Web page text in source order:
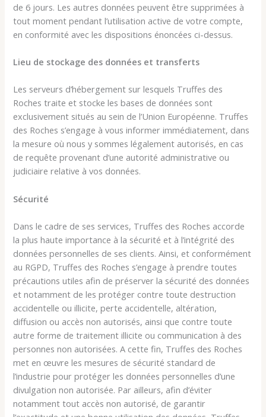
de 6 jours. Les autres données peuvent être supprimées à
tout moment pendant l’utilisation active de votre compte,
en conformité avec les dispositions énoncées ci-dessus.
Lieu de stockage des données et transferts
Les serveurs d’hébergement sur lesquels Truffes des
Roches traite et stocke les bases de données sont
exclusivement situés au sein de l’Union Européenne. Truffes
des Roches s’engage à vous informer immédiatement, dans
la mesure où nous y sommes légalement autorisés, en cas
de requête provenant d’une autorité administrative ou
judiciaire relative à vos données.
Sécurité
Dans le cadre de ses services, Truffes des Roches accorde
la plus haute importance à la sécurité et à l’intégrité des
données personnelles de ses clients. Ainsi, et conformément
au RGPD, Truffes des Roches s’engage à prendre toutes
précautions utiles afin de préserver la sécurité des données
et notamment de les protéger contre toute destruction
accidentelle ou illicite, perte accidentelle, altération,
diffusion ou accès non autorisés, ainsi que contre toute
autre forme de traitement illicite ou communication à des
personnes non autorisées. A cette fin, Truffes des Roches
met en œuvre les mesures de sécurité standard de
l’industrie pour protéger les données personnelles d’une
divulgation non autorisée. Par ailleurs, afin d’éviter
notamment tout accès non autorisé, de garantir